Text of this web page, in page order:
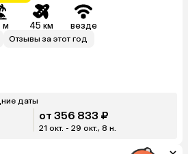
м 45 км везде
Отзывы за этот год
даты
от 356 833 ₽
21 окт. - 29 окт., 8 н.